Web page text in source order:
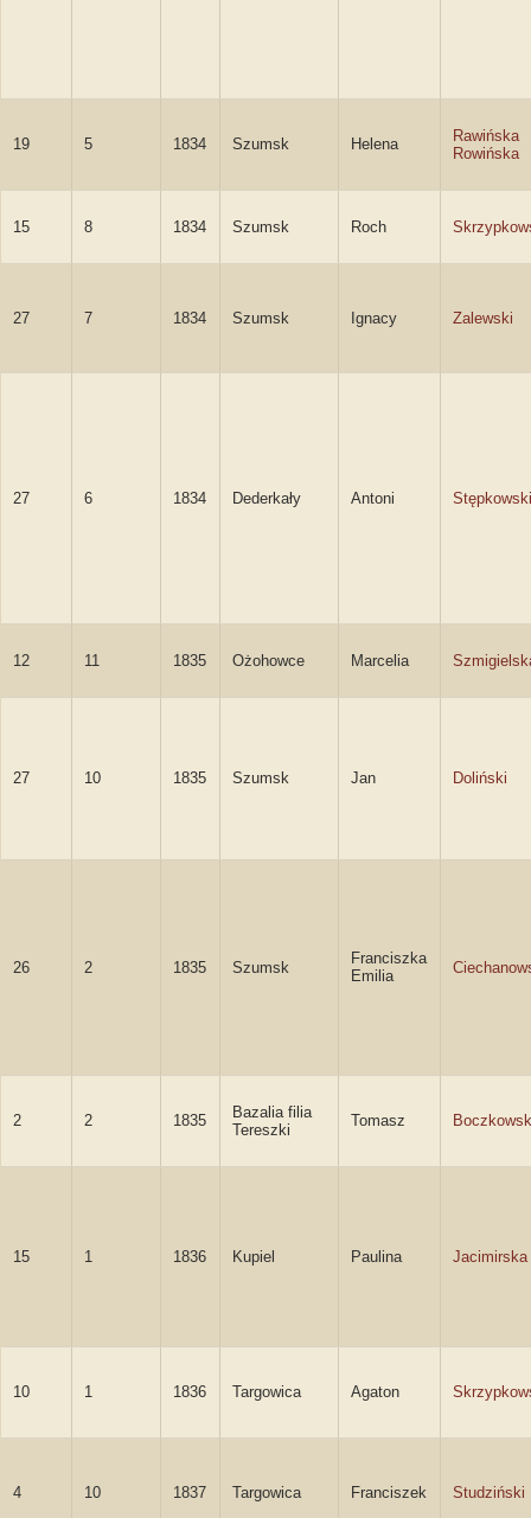
19 5 1834 Szumsk Helena
Rawińska
Rowińska
15 8 1834 Szumsk Roch
27 7 1834 Szumsk Ignacy Zalewski
27 6 1834 Dederkały Antoni Stępkowski
12 11 1835 Ożohowce Marcelia
27 10 1835 Szumsk Jan Doliński
26 2 1835 Szumsk
Franciszka
Emilia
2 2 1835
Bazalia filia
Tereszki
Tomasz
15 1 1836 Kupiel Paulina Jacimirska
10 1 1836 Targowica Agaton
4 10 1837 Targowica Franciszek Studziński